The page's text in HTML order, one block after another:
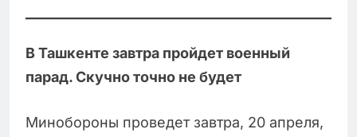
В Ташкенте завтра пройдет военный
парад. Скучно точно не будет
Минобороны проведет завтра, 20 апреля,